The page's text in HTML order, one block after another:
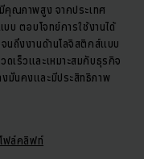
คุณภาพสูง จากประเทศ
บ ตอบโจทย์การใช้งานได้
นถึงงานด้านโลจิสติกส์แบบ
เร็วและเหมาะสมกับธุรกิจ
มั่นคงและมีประสิทธิภาพ
ฟล์คลิฟท์